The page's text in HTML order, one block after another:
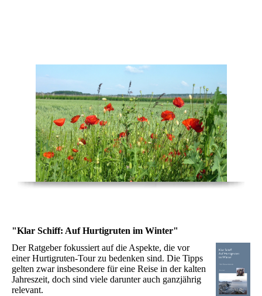
Autorin Sylvia Koch
"Klar Schiff: Auf Hurtigruten im Winter"
Der Ratgeber fokussiert auf die Aspekte, die vor
einer Hurtigruten-Tour zu bedenken sind. Die Tipps
gelten zwar insbesondere für eine Reise in der kalten
Jahreszeit, doch sind viele darunter auch ganzjährig
relevant.